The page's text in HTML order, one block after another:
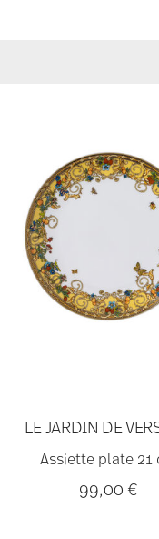
LE JARDIN DE
Assiette plate 21
99,00 €